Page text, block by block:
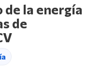
de la energía
de